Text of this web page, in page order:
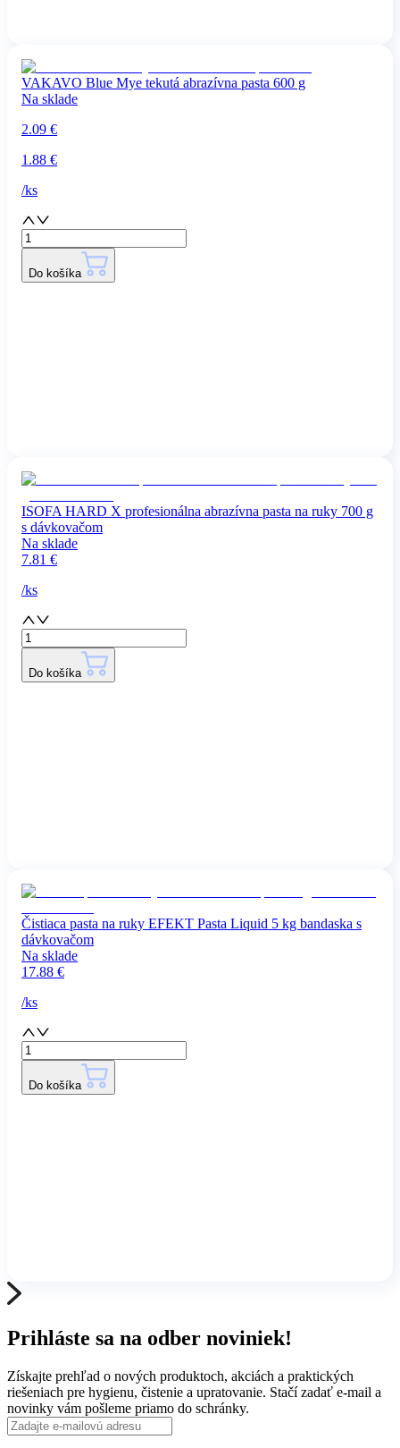
VAKAVO Blue Mye tekutá abrazívna pasta 600 g
Na sklade
2.09 €
1.88 €
/ks
Do košíka
ISOFA HARD X profesionálna abrazívna pasta na ruky 700 g
s dávkovačom
Na sklade
7.81 €
/ks
Do košíka
Čistiaca pasta na ruky EFEKT Pasta Liquid 5 kg bandaska s
dávkovačom
Na sklade
17.88 €
/ks
Do košíka
Prihláste sa na odber noviniek!
Získajte prehľad o nových produktoch, akciách a praktických
riešeniach pre hygienu, čistenie a upratovanie. Stačí zadať e-mail a
novinky vám pošleme priamo do schránky.